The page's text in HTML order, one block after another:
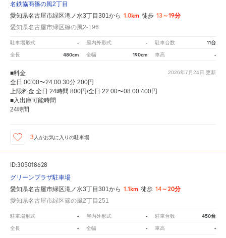
名鉄協商篠の風2丁目
愛知県名古屋市緑区滝ノ水3丁目301から 1.0km 徒歩 13～19分
愛知県名古屋市緑区篠の風2-196
駐車場形式 - 屋内外形式 - 駐車台数 11台
全長 480cm 全幅 190cm 車高 -
2026年7月24日 更新
■料金
全日 00:00〜24:00 30分 200円
上限料金 全日 24時間 800円/全日 22:00〜08:00 400円
■入出庫可能時間
24時間
3 人がお気に入りの駐車場
ID:305018628
グリーンプラザ駐車場
愛知県名古屋市緑区滝ノ水3丁目301から 1.1km 徒歩 14～20分
愛知県名古屋市緑区篠の風2丁目251
駐車場形式 - 屋内外形式 - 駐車台数 450台
全長 - 全幅 - 車高 -